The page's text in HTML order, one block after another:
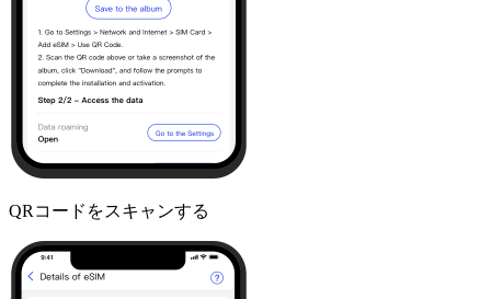
QRコードをスキャンする